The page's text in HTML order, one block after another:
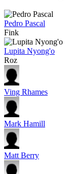
Pedro Pascal
Fink
Lupita Nyong'o
Roz
Ving Rhames
Mark Hamill
Matt Berry